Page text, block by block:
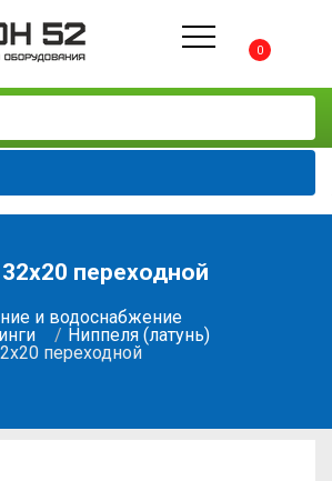
0
переходной
и водоснабжение
Ниппеля (латунь)
переходной